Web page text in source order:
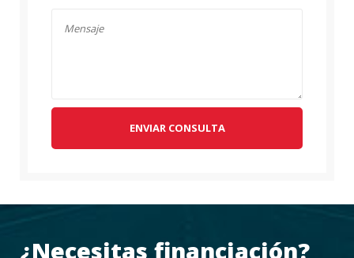
ENVIAR CONSULTA
¿Necesitas financiación?